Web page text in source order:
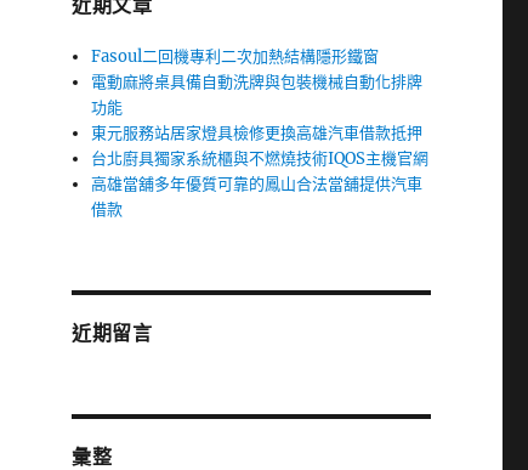
近期文章
Fasoul二回機專利二次加熱結構隱形鐵窗
電動麻將桌具備自動洗牌與包裝機械自動化排牌
功能
東元服務站居家燈具檢修更換高雄汽車借款抵押
台北廚具獨家系統櫃與不燃燒技術IQOS主機官網
高雄當舖多年優質可靠的鳳山合法當舖提供汽車
借款
近期留言
彙整